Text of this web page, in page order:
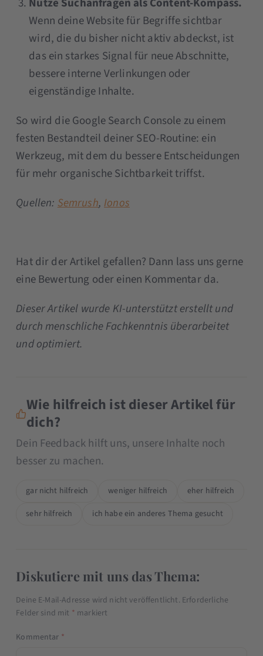
Nutze Suchanfragen als Content-Kompass.
Wenn deine Website für Begriffe sichtbar
wird, die du bisher nicht aktiv abdeckst, ist
das ein starkes Signal für neue Abschnitte,
bessere interne Verlinkungen oder
eigenständige Inhalte.
So wird die Google Search Console zu einem
festen Bestandteil deiner SEO-Routine: ein
Werkzeug, mit dem du bessere Entscheidungen
für mehr organische Sichtbarkeit triffst.
Quellen: Semrush,Ionos
Hat dir der Artikel gefallen? Dann lass uns gerne
eine Bewertung oder einen Kommentar da.
Dieser Artikel wurde KI-unterstützt erstellt und
durch menschliche Fachkenntnis überarbeitet
und optimiert.
Wie hilfreich ist dieser Artikel für
dich?
Dein Feedback hilft uns, unsere Inhalte noch
besser zu machen.
gar nicht hilfreich weniger hilfreich
eher hilfreich
sehr hilfreich
ich habe ein anderes Thema gesucht
Diskutiere mit uns das Thema:
Deine E-Mail-Adresse wird nicht veröffentlicht. Erforderliche
Felder sind mit * markiert
Kommentar *